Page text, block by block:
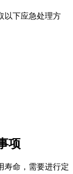
以下应急处理方
项
寿命，需要进行定